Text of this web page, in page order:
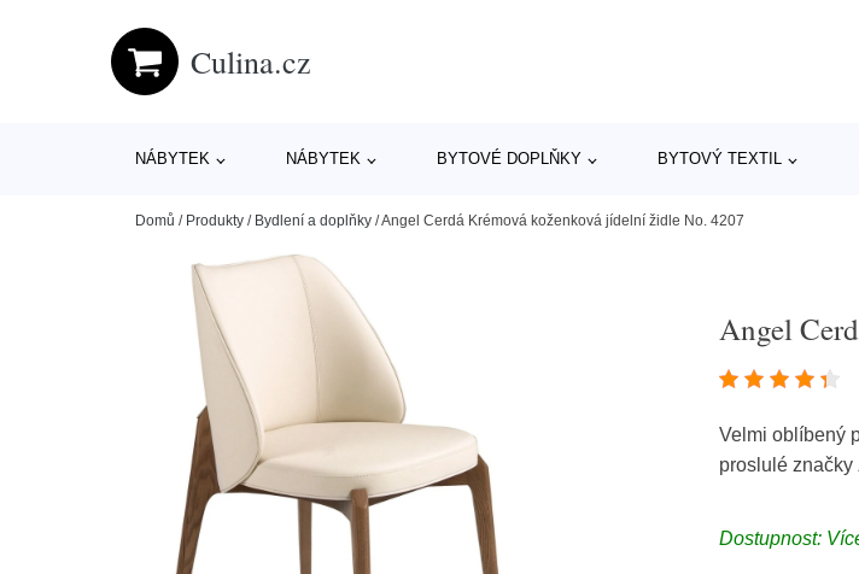
Culina.cz
NÁBYTEK NÁBYTEK BYTOVÉ DOPLŇKY BYTOVÝ TEXTIL
Domů / Produkty / Bydlení a doplňky /Angel Cerdá Krémová koženková jídelní židle No. 4207
Angel
Velmi oblíbený
proslulé značky
Dostupnost: